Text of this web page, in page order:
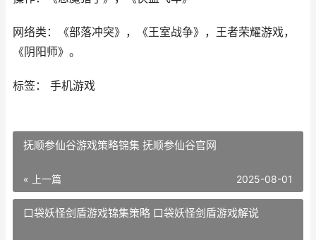
网络类：《部落冲突》，《王室战争》，王者荣耀游戏，
《阴阳师》。
标签： 手机游戏
抚顺参仙谷游戏策略锦集 抚顺参仙谷官网
« 上一篇 2025-08-01
口袋妖怪剑盾游戏锦集策略 口袋妖怪剑盾游戏解说